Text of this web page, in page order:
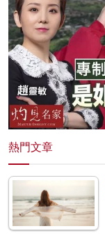
熱門文章